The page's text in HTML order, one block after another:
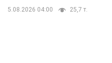
5.08.2026 04:00 25,7 т.